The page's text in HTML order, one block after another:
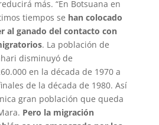
más. “En Botsuana en
tiempos se han colocado
al ganado del contacto con
. La población de
disminuyó de
en la década de 1970 a
de la década de 1980. Así
gran población que queda
Pero la migración